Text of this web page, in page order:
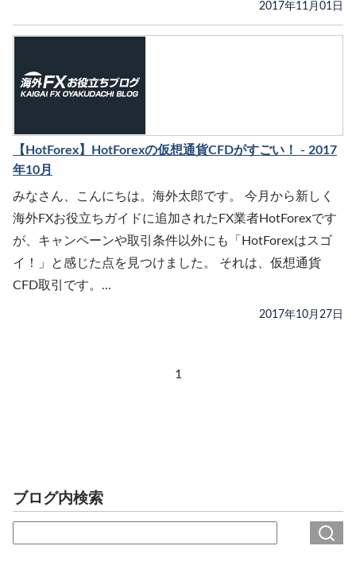
2017年11月01日
【HotForex】HotForexの仮想通貨CFDがすごい！ - 2017
年10月
みなさん、こんにちは。海外太郎です。 今月から新しく
海外FXお役立ちガイドに追加されたFX業者HotForexです
が、キャンペーンや取引条件以外にも「HotForexはスゴ
イ！」と感じた点を見つけました。 それは、仮想通貨
CFD取引です。...
2017年10月27日
1
ブログ内検索